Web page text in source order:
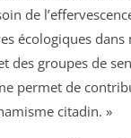
de
écologiques
des groupes de
permet de
citadin. »